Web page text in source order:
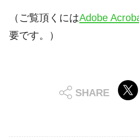
（ご覧頂くにはAdobe
要です。）